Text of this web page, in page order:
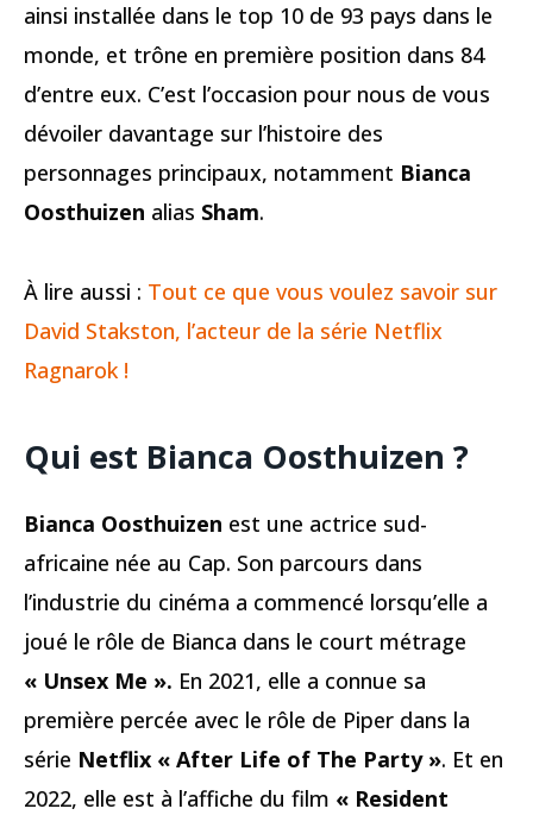
ainsi installée dans le top 10 de 93 pays dans le
monde, et trône en première position dans 84
d’entre eux. C’est l’occasion pour nous de vous
dévoiler davantage sur l’histoire des
personnages principaux, notamment Bianca
Oosthuizen alias Sham.
À lire aussi : Tout ce que vous voulez savoir sur
David Stakston, l’acteur de la série Netflix
Ragnarok !
Qui est Bianca Oosthuizen ?
Bianca Oosthuizen est une actrice sud-
africaine née au Cap. Son parcours dans
l’industrie du cinéma a commencé lorsqu’elle a
joué le rôle de Bianca dans le court métrage
« Unsex Me ». En 2021, elle a connue sa
première percée avec le rôle de Piper dans la
série Netflix « After Life of The Party ». Et en
2022, elle est à l’affiche du film « Resident